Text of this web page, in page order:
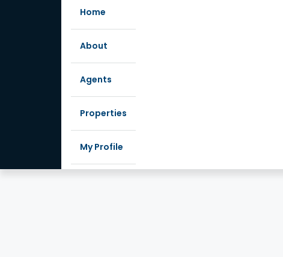
Home
About
Agents
Properties
My Profile